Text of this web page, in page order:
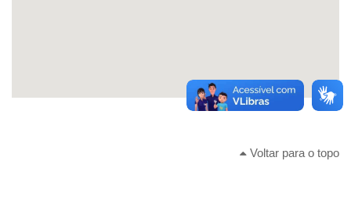
Voltar para o topo